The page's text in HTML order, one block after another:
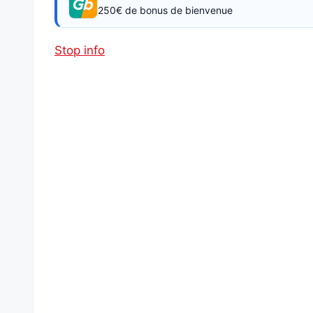
250€ de bonus de bienvenue
Stop info